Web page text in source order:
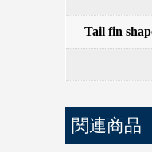
Tail fin
関連商品